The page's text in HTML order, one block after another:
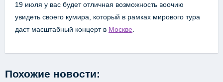
19 июля у вас будет отличная возможность воочию
увидеть своего кумира, который в рамках мирового тура
даст масштабный концерт в Москве.
Похожие новости: